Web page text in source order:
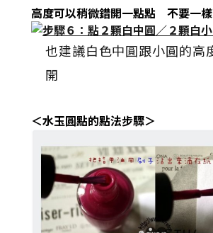
高度可以稍微錯開一點點 不要一
也建議白色中圓跟小圓的高
開
＜水玉圓點的點法步驟＞